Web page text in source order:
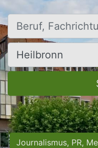
Beruf, Fachrichtung,
Ort, Stadt
Journalismus, PR,